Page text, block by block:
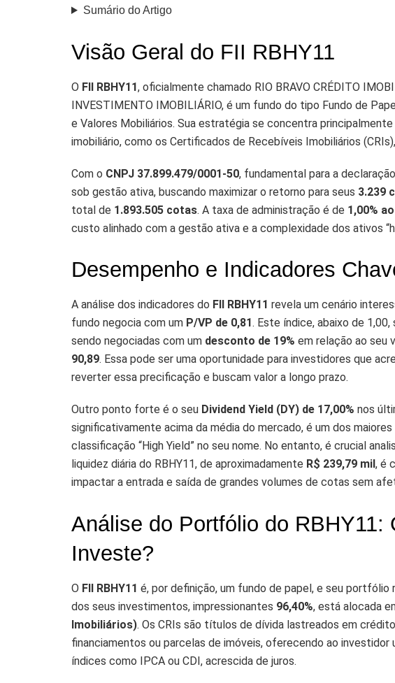
Sumário do Artigo
Visão Geral do FII RBHY11
O FII RBHY11, oficialmente chamado RIO BRAVO CRÉDITO
INVESTIMENTO IMOBILIÁRIO, é um fundo do tipo Fundo de
e Valores Mobiliários. Sua estratégia se concentra
imobiliário, como os Certificados de Recebíveis Imobiliários
Com o CNPJ 37.899.479/0001-50, fundamental para a
sob gestão ativa, buscando maximizar o retorno para seus 3.239
total de 1.893.505 cotas. A taxa de administração é de 1,00%
custo alinhado com a gestão ativa e a complexidade dos ativos
Desempenho e Indicadores
A análise dos indicadores do FII RBHY11 revela um cenário
fundo negocia com um P/VP de 0,81. Este índice, abaixo de
sendo negociadas com um desconto de 19% em relação ao seu
90,89. Essa pode ser uma oportunidade para investidores que
reverter essa precificação e buscam valor a longo prazo.
Outro ponto forte é o seu Dividend Yield (DY) de 17,00% nos
significativamente acima da média do mercado, é um dos
classificação “High Yield” no seu nome. No entanto, é crucial
liquidez diária do RBHY11, de aproximadamente R$ 239,79 mil, é
impactar a entrada e saída de grandes volumes de cotas sem
Análise do Portfólio do RBHY11:
Investe?
O FII RBHY11 é, por definição, um fundo de papel, e seu
dos seus investimentos, impressionantes 96,40%, está alocada
Imobiliários). Os CRIs são títulos de dívida lastreados em
financiamentos ou parcelas de imóveis, oferecendo ao investidor
índices como IPCA ou CDI, acrescida de juros.